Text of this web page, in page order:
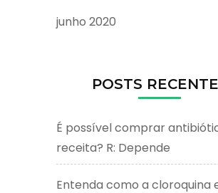
junho 2020
POSTS
É possível comprar
receita? R: Depende
Entenda como a cloroquina